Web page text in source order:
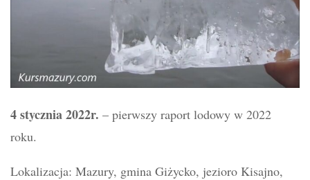
4 stycznia 2022r. – pierwszy raport lodowy w 2022
roku.
Lokalizacja: Mazury, gmina Giżycko, jezioro Kisajno,